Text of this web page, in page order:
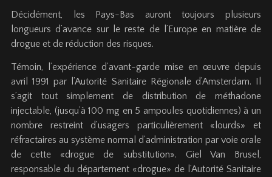
Décidément, les Pays-Bas auront toujours plusieurs
longueurs d’avance sur le reste de l’Europe en matière de
drogue et de réduction des risques.
Témoin, l’expérience d’avant-garde mise en œuvre depuis
avril 1991 par l’Autorité Sanitaire Régionale d’Amsterdam. Il
s’agit tout simplement de distribution de méthadone
injectable, (jusqu’à 100 mg en 5 ampoules quotidiennes) à un
nombre restreint d’usagers particulièrement «lourds» et
réfractaires au système normal d’administration par voie orale
de cette «drogue de substitution». Giel Van Brusel,
responsable du département «drogue» de l’Autorité Sanitaire